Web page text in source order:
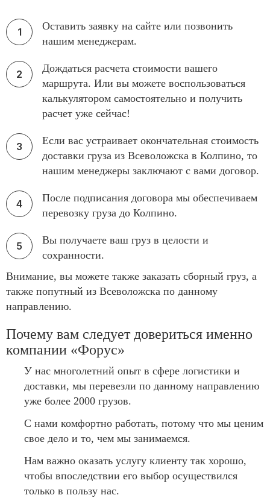
Оставить заявку на сайте или позвонить
нашим менеджерам.
Дождаться расчета стоимости вашего
маршрута. Или вы можете воспользоваться
калькулятором самостоятельно и получить
расчет уже сейчас!
Если вас устраивает окончательная стоимость
доставки груза из Всеволожска в Колпино, то
нашим менеджеры заключают с вами договор.
После подписания договора мы обеспечиваем
перевозку груза до Колпино.
Вы получаете ваш груз в целости и
сохранности.
Внимание, вы можете также заказать сборный груз, а
также попутный из Всеволожска по данному
направлению.
Почему вам следует довериться именно
компании «Форус»
У нас многолетний опыт в сфере логистики и
доставки, мы перевезли по данному направлению
уже более 2000 грузов.
С нами комфортно работать, потому что мы ценим
свое дело и то, чем мы занимаемся.
Нам важно оказать услугу клиенту так хорошо,
чтобы впоследствии его выбор осуществился
только в пользу нас.